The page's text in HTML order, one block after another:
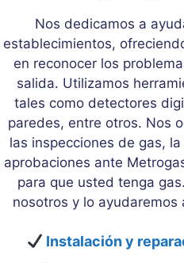
Nos dedicamos a
establecimientos,
en reconocer los
salida. Utilizamos
tales como detectores
paredes, entre otros. Nos
las inspecciones de gas,
aprobaciones ante
para que usted tenga
nosotros y lo ayudaremos
Instalación y